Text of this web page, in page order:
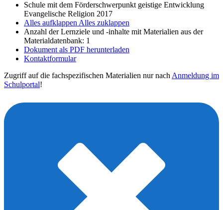
Schule mit dem Förderschwerpunkt geistige Entwicklung
Evangelische Religion 2017
Alles aufklappen Alles zuklappen
Anzahl der Lernziele und -inhalte mit Materialien aus der
Materialdatenbank: 1
Dokument als PDF herunterladen
Kontaktformular
Zugriff auf die fachspezifischen Materialien nur nach Anmeldung im
Schulportal!